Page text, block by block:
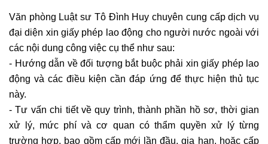
Văn phòng Luật sư Tô Đình Huy chuyên cung cấp dịch vụ
đại diện xin giấy phép lao động cho người nước ngoài với
các nội dung công việc cụ thể như sau:
- Hướng dẫn về đối tượng bắt buộc phải xin giấy phép lao
động và các điều kiện cần đáp ứng để thực hiện thủ tục
này.
- Tư vấn chi tiết về quy trình, thành phần hồ sơ, thời gian
xử lý, mức phí và cơ quan có thẩm quyền xử lý từng
trường hợp, bao gồm cấp mới lần đầu, gia hạn, hoặc cấp